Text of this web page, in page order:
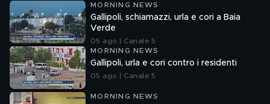
MORNING NEWS
Gallipoli, schiamazzi, urla e cori a Baia
Verde
05 ago | Canale 5
MORNING NEWS
Gallipoli, urla e cori contro i residenti
05 ago | Canale 5
MORNING NEWS